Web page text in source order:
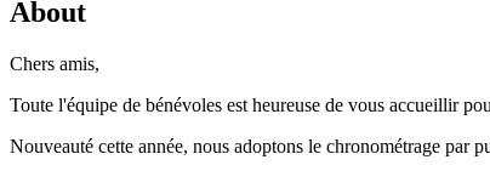
About
Chers amis,
Toute l'équipe de bénévoles est heureuse de vous accueillir
Nouveauté cette année, nous adoptons le chronométrage par